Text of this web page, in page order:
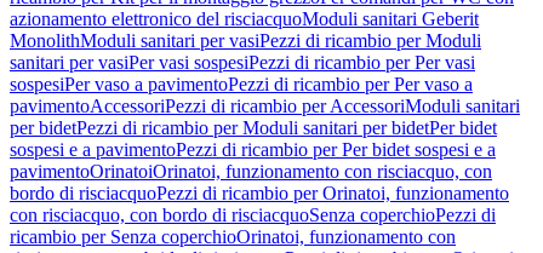
azionamento elettronico del risciacquoModuli sanitari Geberit
MonolithModuli sanitari per vasiPezzi di ricambio per Moduli
sanitari per vasiPer vasi sospesiPezzi di ricambio per Per vasi
sospesiPer vaso a pavimentoPezzi di ricambio per Per vaso a
pavimentoAccessoriPezzi di ricambio per AccessoriModuli sanitari
per bidetPezzi di ricambio per Moduli sanitari per bidetPer bidet
sospesi e a pavimentoPezzi di ricambio per Per bidet sospesi e a
pavimentoOrinatoiOrinatoi, funzionamento con risciacquo, con
bordo di risciacquoPezzi di ricambio per Orinatoi, funzionamento
con risciacquo, con bordo di risciacquoSenza coperchioPezzi di
ricambio per Senza coperchioOrinatoi, funzionamento con